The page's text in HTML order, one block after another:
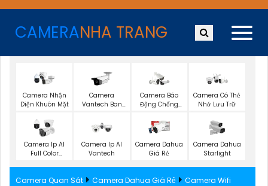
CAMERANHA TRANG
Camera Nhận
Diện Khuôn Mặt
Camera
Vantech Ban
Camera Báo
Động Chống
Camera Có Thẻ
Nhớ Lưu Trữ
Camera Ip AI
Full Color
Camera Ip AI
Vantech
Camera Dahua
Giá Rẻ
Camera Dahua
Starlight
Camera Quan Sát Camera Dahua Giá Rẻ
Camera Wifi